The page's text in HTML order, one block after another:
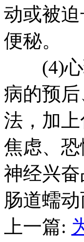
动或被
便秘。
(4)心
病的预
法，加
焦虑、
神经兴
肠道蠕动
上一篇: